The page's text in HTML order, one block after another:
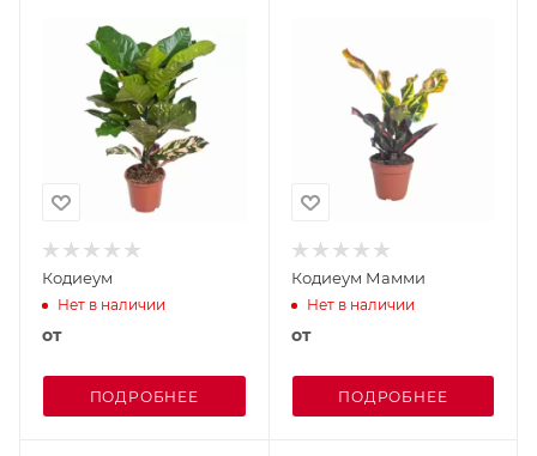
Кодиеум
Нет в наличии
от
ПОДРОБНЕЕ
Кодиеум Мамми
Нет в наличии
от
ПОДРОБНЕЕ